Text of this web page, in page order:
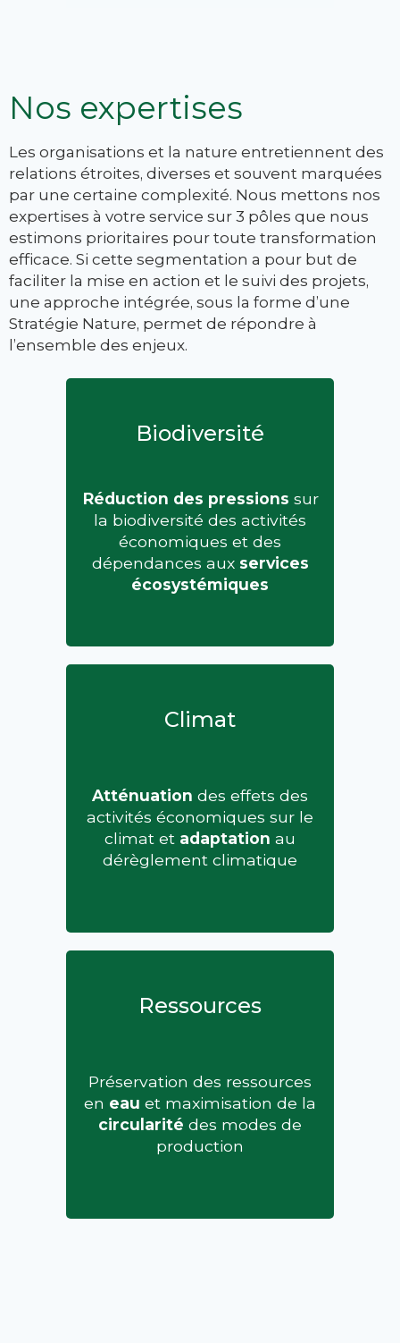
Nos expertises
Les organisations et la nature entretiennent des
relations étroites, diverses et souvent marquées
par une certaine complexité. Nous mettons nos
expertises à votre service sur 3 pôles que nous
estimons prioritaires pour toute transformation
efficace. Si cette segmentation a pour but de
faciliter la mise en action et le suivi des projets,
une approche intégrée, sous la forme d’une
Stratégie Nature, permet de répondre à
l’ensemble des enjeux.
Biodiversité
Réduction des pressions sur
la biodiversité des activités
économiques et des
dépendances aux services
écosystémiques
Climat
Atténuation des effets des
activités économiques sur le
climat et adaptation au
dérèglement climatique
Ressources
Préservation des ressources
en eau et maximisation de la
circularité des modes de
production